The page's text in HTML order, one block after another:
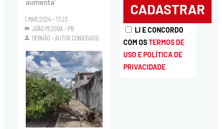
aumenta'
1.MAR.2024 - 17:23
JOÃO PESSOA - PB
OPINIÃO - AUTOR CONVIDADO
LI E CONCORDO
COM OSTERMOS DE
USO E POLÍTICA DE
PRIVACIDADE